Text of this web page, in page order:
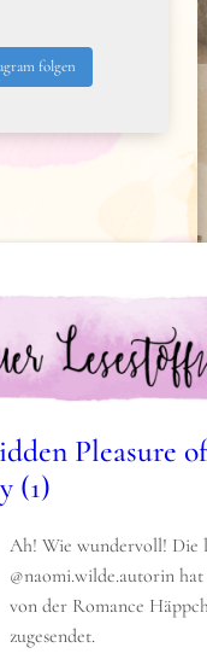
folgen
Pleasure
(1)
Ah! Wie wundervoll! Die
@naomi.wilde.autorin
von der Romance
zugesendet.